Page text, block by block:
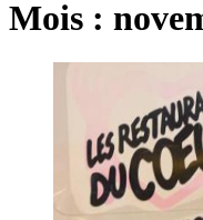
Mois :